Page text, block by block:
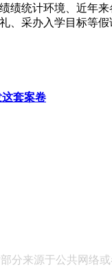
统计环境、近年
采办入学目标等假
套案卷
分来源于公共网络